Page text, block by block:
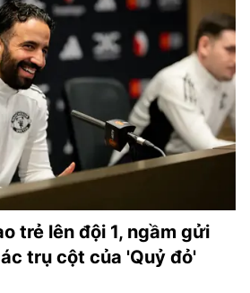
trẻ lên đội 1, ngầm gửi
trụ cột của 'Quỷ đỏ'